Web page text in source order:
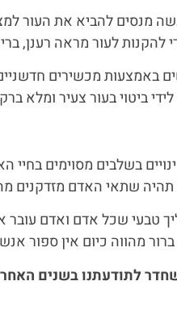
מנסים להביא את העור
להקנות לעור מראה רענן,
באמצעות מכשירים
ביטוי בעור צעיר ומלא
בשלבים מסוימים
שתאי האדם מזדקנים
טבעי שכל אדם ואדם עובר
ברור מהווה כיום אין ספור
שחדר לתודעתנו בשנים